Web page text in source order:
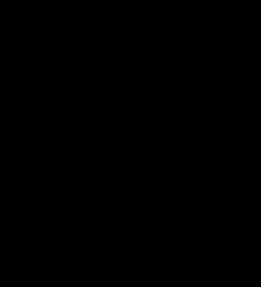
с вниманием к деталям.